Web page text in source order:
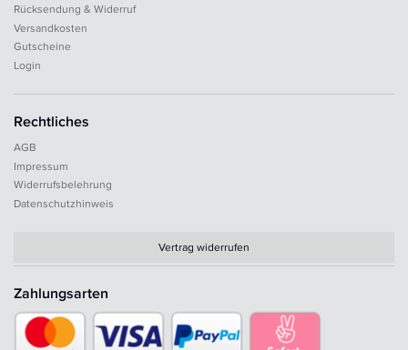
Rücksendung & Widerruf
Versandkosten
Gutscheine
Login
Rechtliches
AGB
Impressum
Widerrufsbelehrung
Datenschutzhinweis
Vertrag widerrufen
Zahlungsarten